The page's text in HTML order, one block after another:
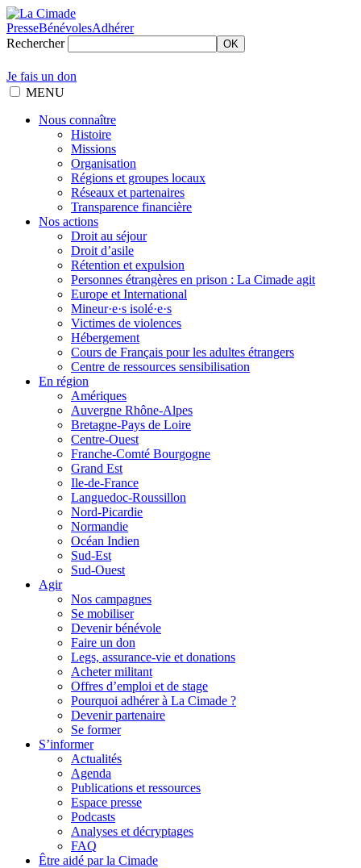
PresseBénévolesAdhérer
Rechercher
OK
Je fais un don
MENU
Nous connaître
Histoire
Missions
Organisation
Régions et groupes locaux
Réseaux et partenaires
Transparence financière
Nos actions
Droit au séjour
Droit d’asile
Rétention et expulsion
Personnes étrangères en prison : La Cimade agit
Europe et International
Mineur·e·s isolé·e·s
Victimes de violences
Hébergement
Cours de Français pour les adultes étrangers
Centre de ressources sensibilisation
En région
Amériques
Auvergne Rhône-Alpes
Bretagne-Pays de Loire
Centre-Ouest
Franche-Comté Bourgogne
Grand Est
Ile-de-France
Languedoc-Roussillon
Nord-Picardie
Normandie
Océan Indien
Sud-Est
Sud-Ouest
Agir
Nos campagnes
Se mobiliser
Devenir bénévole
Faire un don
Legs, assurance-vie et donations
Acheter militant
Offres d’emploi et de stage
Pourquoi adhérer à La Cimade ?
Devenir partenaire
Se former
S’informer
Actualités
Agenda
Publications et ressources
Espace presse
Podcasts
Analyses et décryptages
FAQ
Être aidé par la Cimade